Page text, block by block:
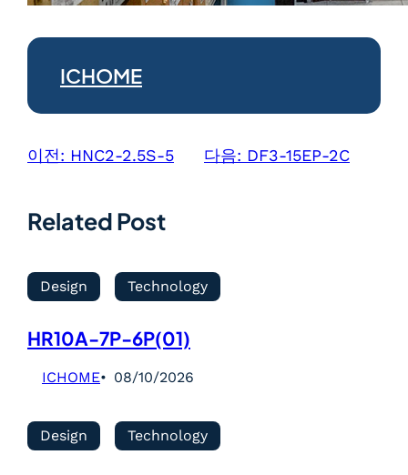
ICHOME
이전: HNC2-2.5S-5 다음: DF3-15EP-2C
Related Post
Design Technology
HR10A-7P-6P(01)
ICHOME 08/10/2026
Design Technology